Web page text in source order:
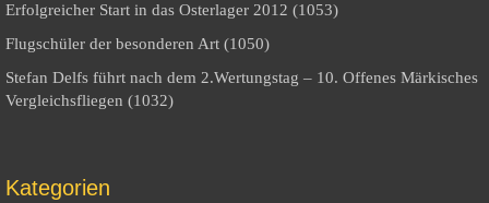
Erfolgreicher Start in das Osterlager 2012 (1053)
Flugschüler der besonderen Art (1050)
Stefan Delfs führt nach dem 2.Wertungstag – 10. Offenes Märkisches
Vergleichsfliegen (1032)
Kategorien